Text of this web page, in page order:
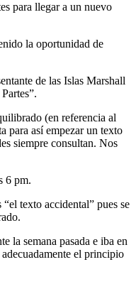
para llegar a un nuevo
la oportunidad de
de las Islas Marshall
(en referencia al
para así empezar un texto
siempre consultan. Nos
6 pm.
texto accidental” pues se
la semana pasada e iba en
el principio